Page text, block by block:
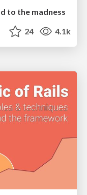
to the madness
24 4.1k